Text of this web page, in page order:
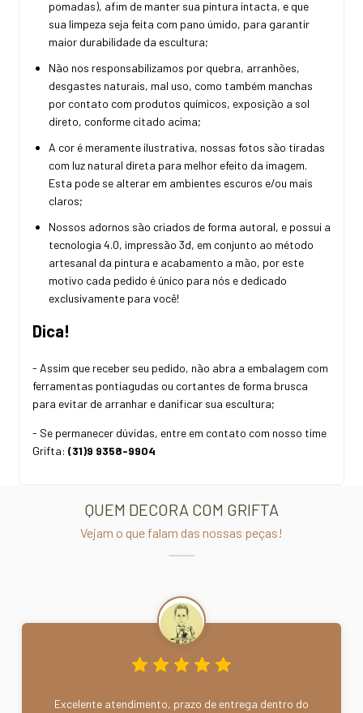
pomadas), afim de manter sua pintura intacta, e que
sua limpeza seja feita com pano úmido, para garantir
maior durabilidade da escultura;
Não nos responsabilizamos por quebra, arranhões,
desgastes naturais, mal uso, como também manchas
por contato com produtos químicos, exposição a sol
direto, conforme citado acima;
A cor é meramente ilustrativa, nossas fotos são tiradas
com luz natural direta para melhor efeito da imagem.
Esta pode se alterar em ambientes escuros e/ou mais
claros;
Nossos adornos são criados de forma autoral, e possui a
tecnologia 4.0, impressão 3d, em conjunto ao método
artesanal da pintura e acabamento a mão, por este
motivo cada pedido é único para nós e dedicado
exclusivamente para você!
Dica!
- Assim que receber seu pedido, não abra a embalagem com
ferramentas pontiagudas ou cortantes de forma brusca
para evitar de arranhar e danificar sua escultura;
- Se permanecer dúvidas, entre em contato com nosso time
Grifta: (31)9 9358-9904
QUEM DECORA COM GRIFTA
Vejam o que falam das nossas peças!
Excelente atendimento, prazo de entrega dentro do